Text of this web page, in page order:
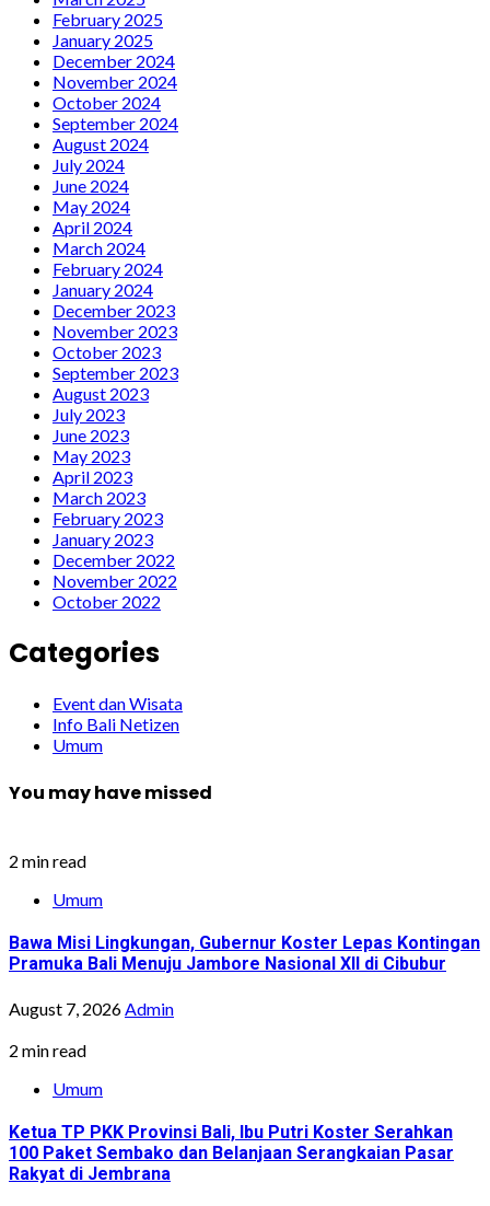
February 2025
January 2025
December 2024
November 2024
October 2024
September 2024
August 2024
July 2024
June 2024
May 2024
April 2024
March 2024
February 2024
January 2024
December 2023
November 2023
October 2023
September 2023
August 2023
July 2023
June 2023
May 2023
April 2023
March 2023
February 2023
January 2023
December 2022
November 2022
October 2022
Categories
Event dan Wisata
Info Bali Netizen
Umum
You may have missed
2 min read
Umum
Bawa Misi Lingkungan, Gubernur Koster Lepas Kontingan
Pramuka Bali Menuju Jambore Nasional XII di Cibubur
August 7, 2026 Admin
2 min read
Umum
Ketua TP PKK Provinsi Bali, Ibu Putri Koster Serahkan
100 Paket Sembako dan Belanjaan Serangkaian Pasar
Rakyat di Jembrana